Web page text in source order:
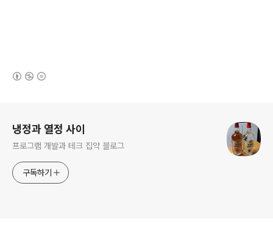
냉정과 열정 사이
프로그램 개발과 테크 집약 블로그
구독하기